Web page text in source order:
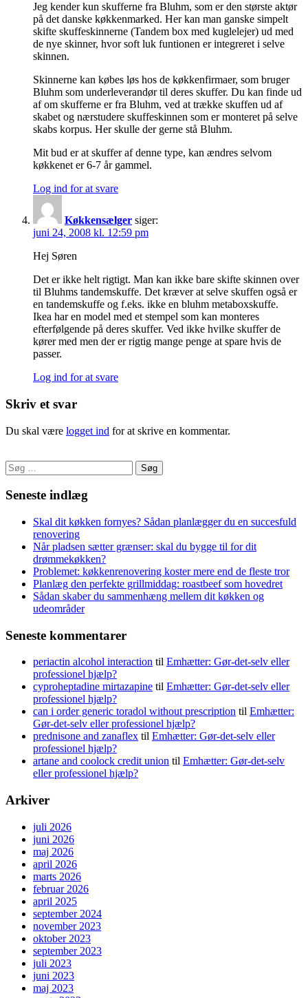
Jeg kender kun skufferne fra Bluhm, som er den største aktør
på det danske køkkenmarked. Her kan man ganske simpelt
skifte skuffeskinnerne (Tandem box med kuglelejer) ud med
de nye skinner, hvor soft luk funtionen er integreret i selve
skinnen.
Skinnerne kan købes løs hos de køkkenfirmaer, som bruger
Bluhm som underleverandør til deres skuffer. Du kan finde ud
af om skufferne er fra Bluhm, ved at trække skuffen ud af
skabet og nærstudere skuffeskinnen som er monteret på selve
skabs korpus. Her skulle der gerne stå Bluhm.
Mit bud er at skuffer af denne type, kan ændres selvom
køkkenet er 6-7 år gammel.
Log ind for at svare
Køkkensælger siger:
juni 24, 2008 kl. 12:59 pm
Hej Søren
Det er ikke helt rigtigt. Man kan ikke bare skifte skinnen over
til Bluhms tandemskuffe. Det kræver at selve skuffen også er
en tandemskuffe og f.eks. ikke en bluhm metaboxskuffe.
Ikea har en model med et stempel som kan monteres
efterfølgende på deres skuffer. Ved ikke hvilke skuffer de
kører med men der er rigtig mange penge at spare hvis de
passer.
Log ind for at svare
Skriv et svar
Du skal være logget ind for at skrive en kommentar.
Søg
efter:
Seneste indlæg
Skal dit køkken fornyes? Sådan planlægger du en succesfuld
renovering
Når pladsen sætter grænser: skal du bygge til for dit
drømmekøkken?
Problemet: køkkenrenovering koster mere end de fleste tror
Planlæg den perfekte grillmiddag: roastbeef som hovedret
Sådan skaber du sammenhæng mellem dit køkken og
udeområder
Seneste kommentarer
periactin alcohol interaction til Emhætter: Gør-det-selv eller
professionel hjælp?
cyproheptadine mirtazapine til Emhætter: Gør-det-selv eller
professionel hjælp?
can i order generic toradol without prescription til Emhætter:
Gør-det-selv eller professionel hjælp?
prednisone and zanaflex til Emhætter: Gør-det-selv eller
professionel hjælp?
artane and coolock credit union til Emhætter: Gør-det-selv
eller professionel hjælp?
Arkiver
juli 2026
juni 2026
maj 2026
april 2026
marts 2026
februar 2026
april 2025
september 2024
november 2023
oktober 2023
september 2023
juli 2023
juni 2023
maj 2023